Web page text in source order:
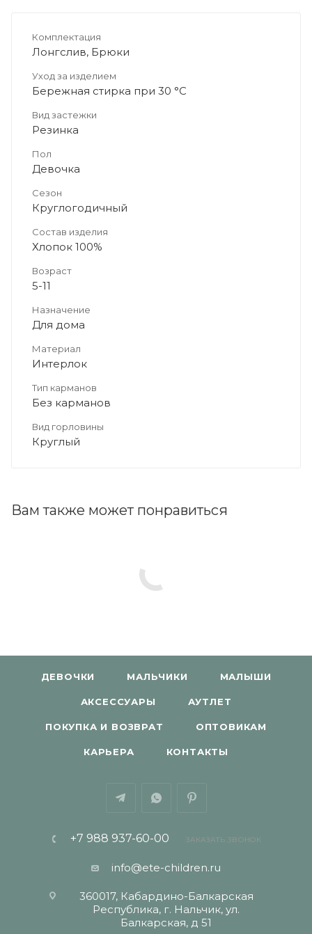
Комплектация
Лонгслив, Брюки
Уход за изделием
Бережная стирка при 30 °C
Вид застежки
Резинка
Пол
Девочка
Сезон
Круглогодичный
Состав изделия
Хлопок 100%
Возраст
5-11
Назначение
Для дома
Материал
Интерлок
Тип карманов
Без карманов
Вид горловины
Круглый
Вам также может понравиться
ДЕВОЧКИ МАЛЬЧИКИ МАЛЫШИ
АКСЕССУАРЫ АУТЛЕТ
ПОКУПКА И ВОЗВРАТ ОПТОВИКАМ
КАРЬЕРА КОНТАКТЫ
+7 988 937-60-00 ЗАКАЗАТЬ ЗВОНОК
info@ete-children.ru
360017, Кабардино-Балкарская
Республика, г. Нальчик, ул.
Балкарская, д 51